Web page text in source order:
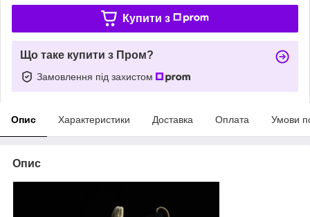
Купити з
Що таке купити з Пром?
Замовлення під захистом
Опис Характеристики Доставка Оплата Умови
Опис